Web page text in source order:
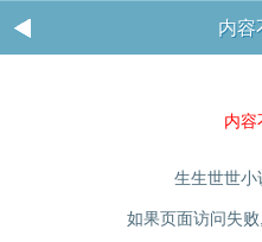
内容
内容
生生世世小
如果页面访问失败